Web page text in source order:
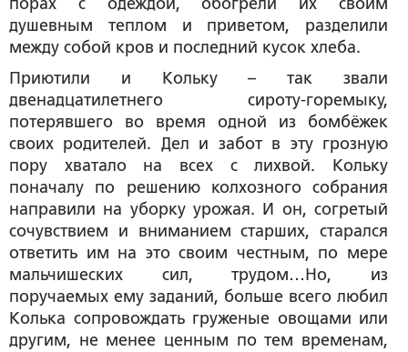
порах с одеждой, обогрели их своим
душевным теплом и приветом, разделили
между собой кров и последний кусок хлеба.
Приютили и Кольку – так звали
двенадцатилетнего сироту-горемыку,
потерявшего во время одной из бомбёжек
своих родителей. Дел и забот в эту грозную
пору хватало на всех с лихвой. Кольку
поначалу по решению колхозного собрания
направили на уборку урожая. И он, согретый
сочувствием и вниманием старших, старался
ответить им на это своим честным, по мере
мальчишеских сил, трудом…Но, из
поручаемых ему заданий, больше всего любил
Колька сопровождать груженые овощами или
другим, не менее ценным по тем временам,